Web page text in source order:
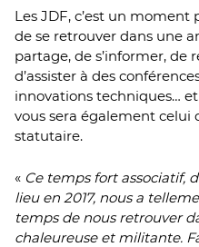
Les JDF, c’est un
de se retrouver dans une
partage, de s’informer, de
d’assister à des
innovations techniques…
vous sera également celui
statutaire.
« Ce temps fort associatif,
lieu en 2017, nous a
temps de nous retrouver
chaleureuse et militante.